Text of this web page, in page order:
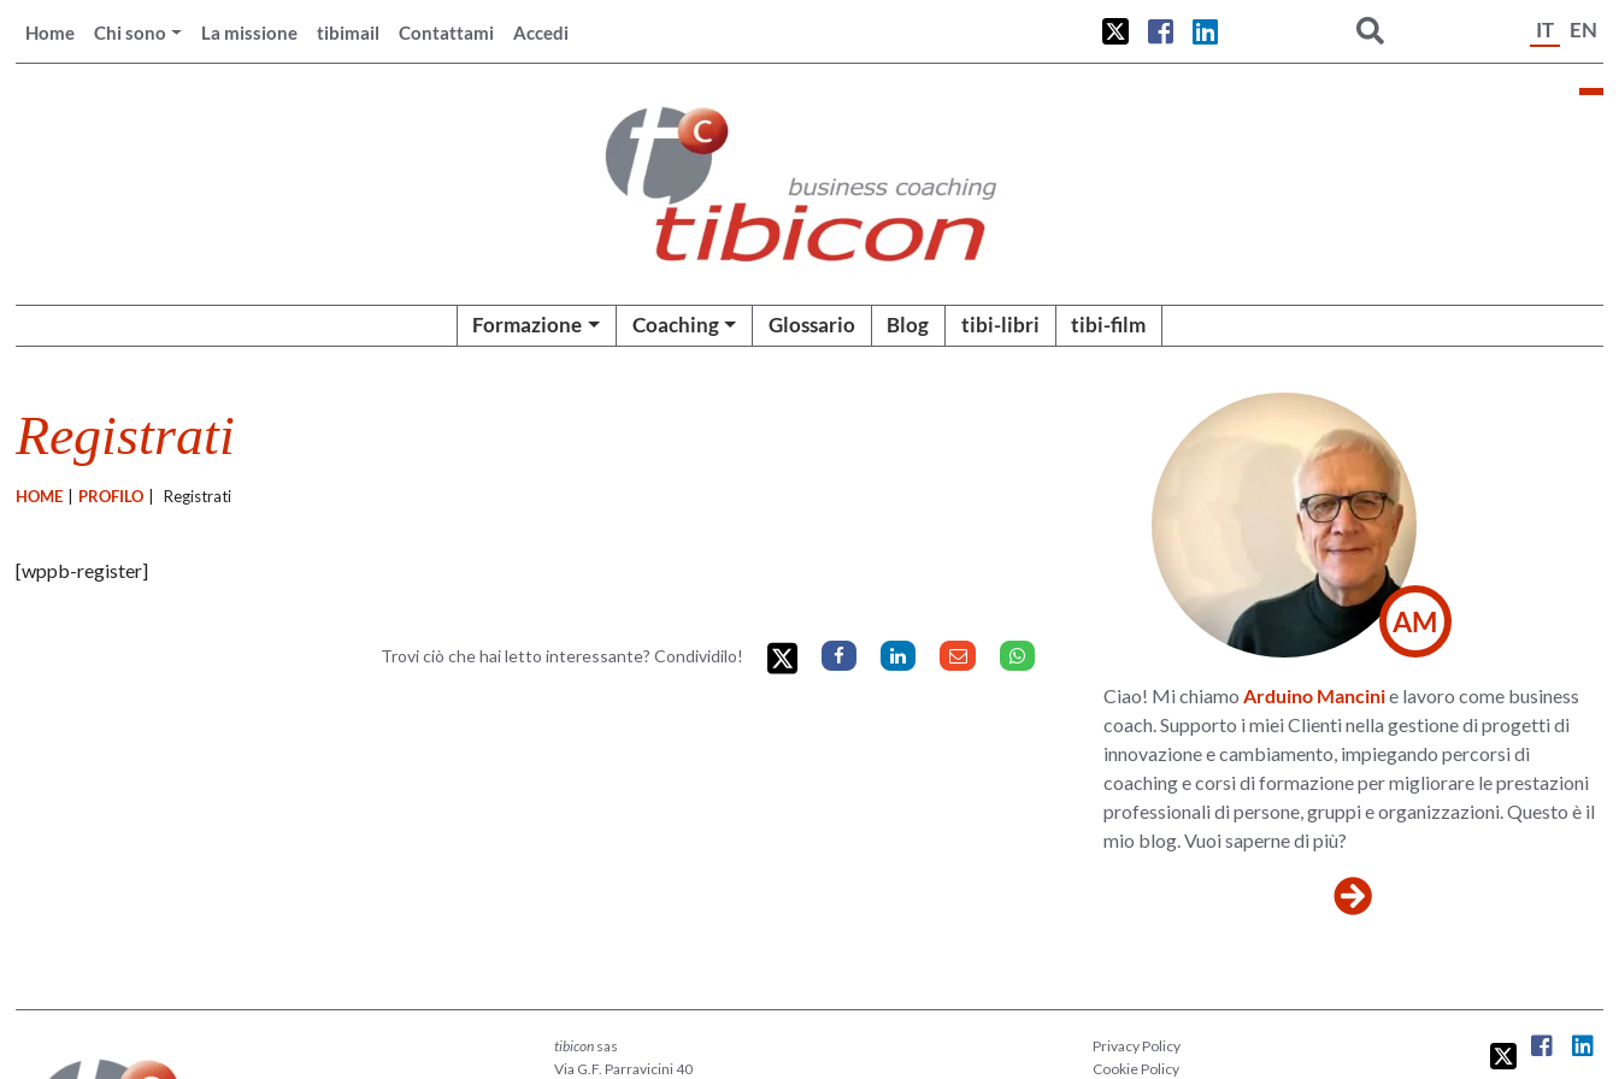
Home Chi sono La missione tibimail Contattami Accedi IT EN
Formazione Coaching Glossario Blog tibi-libri tibi-film
Registrati
HOME PROFILO Registrati
[wppb-register]
Trovi ciò che hai letto interessante? Condividilo!
AM
Ciao! Mi chiamo Arduino Mancinie lavoro come business
coach. Supporto i miei Clienti nella gestione di progetti di
innovazione e cambiamento, impiegando percorsi di
coaching e corsi di formazione per migliorare le prestazioni
professionali di persone, gruppi e organizzazioni. Questo è il
mio blog. Vuoi saperne di più?
tibiconsas
Via G.F. Parravicini 40
Privacy Policy
Cookie Policy